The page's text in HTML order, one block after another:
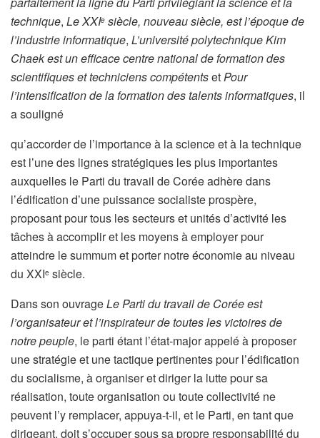
technique, Le XXIe siècle, nouveau siècle, est l’époque de
l’industrie informatique, L’université polytechnique Kim
Chaek est un efficace centre national de formation des
scientifiques et techniciens compétentsetPour
l’intensification de la formation des talents informatiques, il
a souligné
qu’accorder de l’importance à la science et à la technique
est l’une des lignes stratégiques les plus importantes
auxquelles le Parti du travail de Corée adhère dans
l’édification d’une puissance socialiste prospère,
proposant pour tous les secteurs et unités d’activité les
tâches à accomplir et les moyens à employer pour
atteindre le summum et porter notre économie au niveau
du XXIe siècle.
Dans son ouvrageLe Parti du travail de Corée est
l’organisateur et l’inspirateur de toutes les victoires de
notre peuple, le parti étant l’état-major appelé à proposer
une stratégie et une tactique pertinentes pour l’édification
du socialisme, à organiser et diriger la lutte pour sa
réalisation, toute organisation ou toute collectivité ne
peuvent l’y remplacer, appuya-t-il, et le Parti, en tant que
dirigeant, doit s’occuper sous sa propre responsabilité du